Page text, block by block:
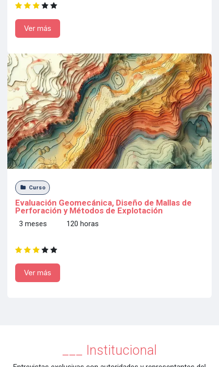
Ver más
Curso
Evaluación Geomecánica, Diseño de Mallas de
Perforación y Métodos de Explotación
3 meses 120 horas
Ver más
___ Institucional